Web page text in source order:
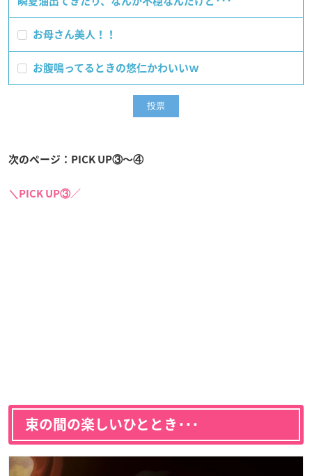
お母さん美人！！
お腹鳴ってるときの悠仁かわいいｗ
次のページ：PICK UP③〜④
＼PICK UP③／
束の間の楽しいひととき･･･